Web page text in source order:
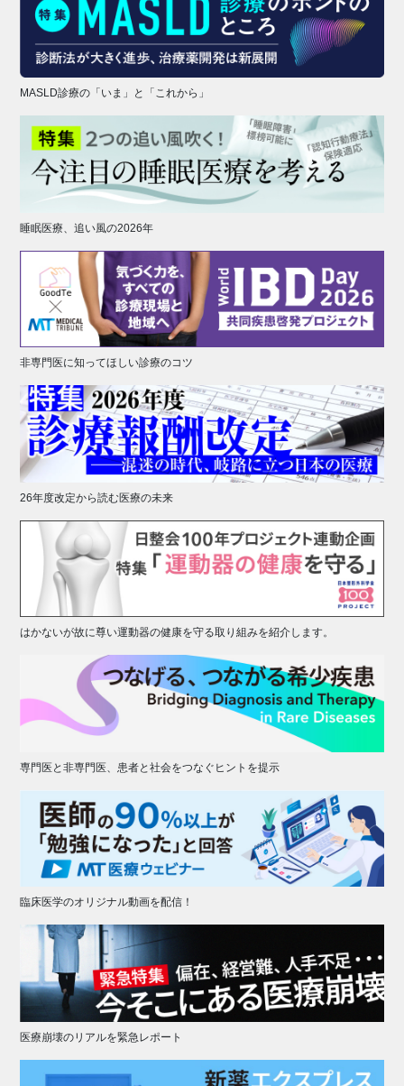
MASLD診療の「いま」と「これから」
睡眠医療、追い風の2026年
非専門医に知ってほしい診療のコツ
26年度改定から読む医療の未来
はかないが故に尊い運動器の健康を守る取り組みを紹介します。
専門医と非専門医、患者と社会をつなぐヒントを提示
臨床医学のオリジナル動画を配信！
医療崩壊のリアルを緊急レポート